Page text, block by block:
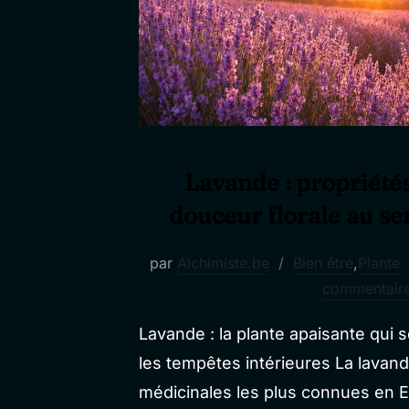
par Alchimiste.be Bien être, Plante
Lavande : la plante apaisante qui
les tempêtes intérieures La
médicinales les plus connues en